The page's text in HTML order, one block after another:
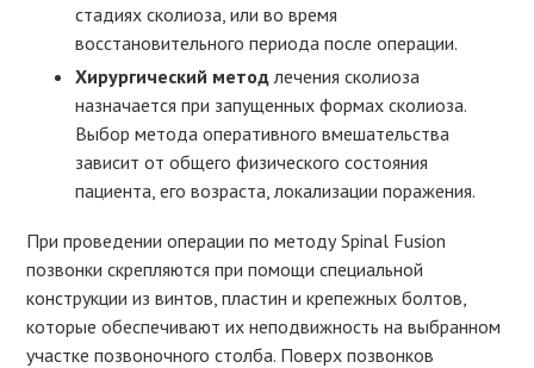
стадиях сколиоза, или во время
восстановительного периода после операции.
Хирургический методлечения сколиоза
назначается при запущенных формах сколиоза.
Выбор метода оперативного вмешательства
зависит от общего физического состояния
пациента, его возраста, локализации поражения.
При проведении операции по методу Spinal Fusion
позвонки скрепляются при помощи специальной
конструкции из винтов, пластин и крепежных болтов,
которые обеспечивают их неподвижность на выбранном
участке позвоночного столба. Поверх позвонков